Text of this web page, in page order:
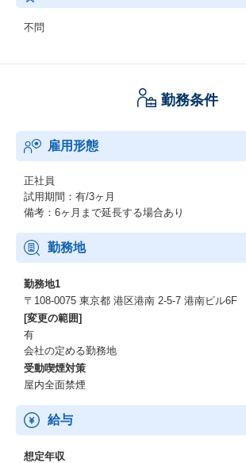
不問
勤務条件
雇用形態
正社員
試用期間：有/3ヶ月
備考：6ヶ月まで延長する場合あり
勤務地
勤務地1
〒108‐0075 東京都 港区港南 2-5-7 港南ビル6F
[変更の範囲]
有
会社の定める勤務地
受動喫煙対策
屋内全面禁煙
給与
想定年収